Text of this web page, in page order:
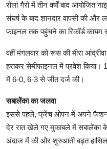
रोलां गैरो में तीन वर्षों बाद
संघर्ष के बाद शानदार वापसी की और
फाइनल तक पहुंचने का रिकॉर्ड कायम
वहीं मंगलवार को रूस की मीरा आंद्रीवा
हराकर सेमीफाइनल में प्रवेश किया।
में 6-0, 6-3 से जीत दर्ज की।
सबालेंका का जलवा
इससे पहले, फ्रेंच ओपन में अपने फैशन
देर रात खेले गए मुकाबले में
अंदाज में की और शुरुआती बढ़त